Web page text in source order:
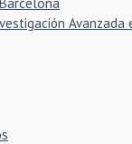
Avanzada